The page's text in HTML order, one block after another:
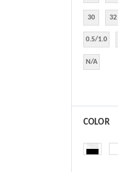
30 32
0.5/1.0
N/A
COLOR